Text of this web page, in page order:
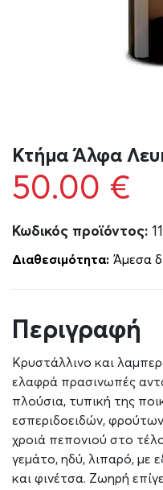
Κτήμα Άλφα
50.00 €
Κωδικός προϊόντος:
Διαθεσιμότητα: Άμεσα
Περιγραφή
Κρυστάλλινο και
ελαφρά πρασινωπές
πλούσια, τυπική της
εσπεριδοειδών,
χροιά πεπονιού στο
γεμάτο, ηδύ, λιπαρό, με
και φινέτσα. Ζωηρή